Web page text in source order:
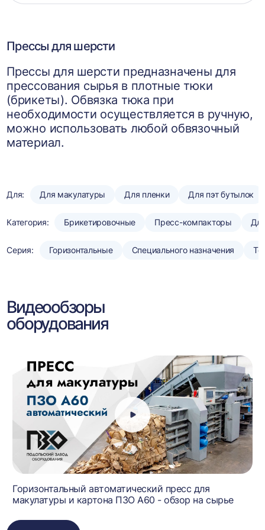
Прессы для шерсти
Прессы для шерсти предназначены для
прессования сырья в плотные тюки
(брикеты). Обвязка тюка при
необходимости осуществляется в ручную,
можно использовать любой обвязочный
материал.
Для: Для макулатуры Для пленки Для пэт бутылок
Категория: Брикетировочные Пресс-компакторы
Серия: Горизонтальные Специального назначения
Видеообзоры
оборудования
Горизонтальный автоматический пресс для
макулатуры и картона ПЗО А60 - обзор на сырье